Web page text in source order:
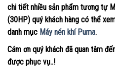
chi tiết nhiều sản phẩm tương tự
(30HP) quý khách hàng có thể
danh mục Máy nén khí Puma.
Cám ơn quý khách đã quan tâm
được phục vụ..!